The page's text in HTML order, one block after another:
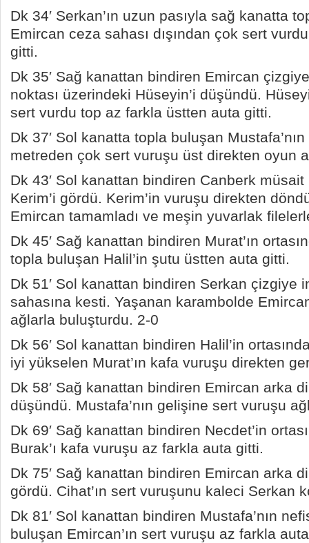
Dk 34′ Serkan’ın uzun pasıyla sağ kanatta
Emircan ceza sahası dışından çok sert
gitti.
Dk 35′ Sağ kanattan bindiren Emircan
noktası üzerindeki Hüseyin’i düşündü.
sert vurdu top az farkla üstten auta gitti.
Dk 37′ Sol kanatta topla buluşan
metreden çok sert vuruşu üst direkten oyun
Dk 43′ Sol kanattan bindiren Canberk
Kerim’i gördü. Kerim’in vuruşu direkten
Emircan tamamladı ve meşin yuvarlak
Dk 45′ Sağ kanattan bindiren Murat’ın
topla buluşan Halil’in şutu üstten auta gitti.
Dk 51′ Sol kanattan bindiren Serkan çizgiye
sahasına kesti. Yaşanan karambolde
ağlarla buluşturdu. 2-0
Dk 56′ Sol kanattan bindiren Halil’in
iyi yükselen Murat’ın kafa vuruşu direkten
Dk 58′ Sağ kanattan bindiren Emircan arka
düşündü. Mustafa’nın gelişine sert vuruşu
Dk 69′ Sağ kanattan bindiren Necdet’in
Burak’ı kafa vuruşu az farkla auta gitti.
Dk 75′ Sağ kanattan bindiren Emircan arka
gördü. Cihat’ın sert vuruşunu kaleci Serkan
Dk 81′ Sol kanattan bindiren Mustafa’nın
buluşan Emircan’ın sert vuruşu az farkla